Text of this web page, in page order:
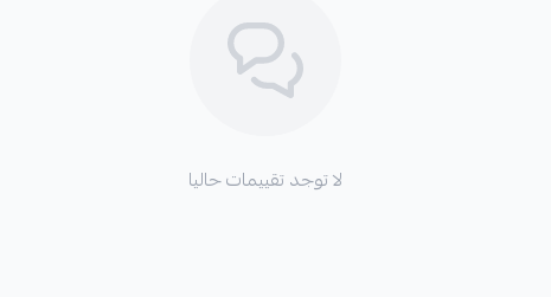
( هذا المنتج غير قابل للإسترجاع او
لا توجد تقييمات حاليا